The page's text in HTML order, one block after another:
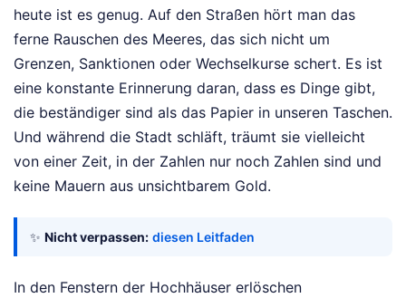
heute ist es genug. Auf den Straßen hört man das
ferne Rauschen des Meeres, das sich nicht um
Grenzen, Sanktionen oder Wechselkurse schert. Es ist
eine konstante Erinnerung daran, dass es Dinge gibt,
die beständiger sind als das Papier in unseren Taschen.
Und während die Stadt schläft, träumt sie vielleicht
von einer Zeit, in der Zahlen nur noch Zahlen sind und
keine Mauern aus unsichtbarem Gold.
✨ Nicht verpassen: diesen Leitfaden
In den Fenstern der Hochhäuser erlöschen